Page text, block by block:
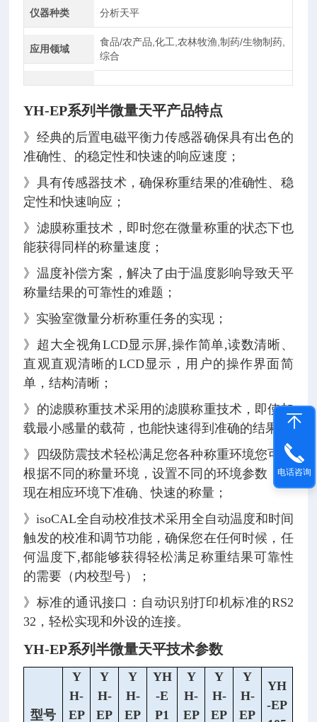
仪器种类 分析天平
应用领域
食品/农产品,化工,农林牧渔,制药/生物制药,
综合
YH-EP系列半微量天平产品特点
》经典的后置电磁平衡力传感器确保具有出色的
准确性、的稳定性和快速的响应速度；
》具有传感器技术，确保称重结果的准确性、稳
定性和快速响应；
》滤膜称重技术，即时您在微量称重的状态下也
能获得同样的称量速度；
》温度补偿方案，解决了由于温度影响导致天平
称量结果的可靠性的难题；
》实验室微量分析称重任务的实现；
》超大全视角LCD显示屏,操作简单,读数清晰、
直观直观清晰的LCD显示，用户的操作界面简
单，结构清晰；
》的滤膜称重技术采用的滤膜称重技术，即使加
载最小感量的载荷，也能快速得到准确的结果；
》四级防震技术轻松满足您各种称重环境您可以
根据不同的称量环境，设置不同的环境参数，实
现在相应环境下准确、快速的称量；
》isoCAL全自动校准技术采用全自动温度和时间
触发的校准和调节功能，确保您在任何时候，任
何温度下,都能够获得轻松满足称重结果可靠性
的需要（内校型号）；
》标准的通讯接口：自动识别打印机标准的RS2
32，轻松实现和外设的连接。
YH-EP系列半微量天平技术参数
型号
Y
H-
EP
Y
H-
EP
Y
H-
EP
YH
-E
P1
Y
H-
EP
Y
H-
EP
Y
H-
EP
YH
-EP
电话咨询